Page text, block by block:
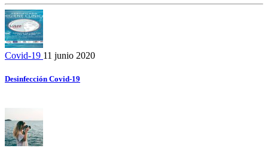
Covid-19 11 junio 2020
Desinfección Covid-19